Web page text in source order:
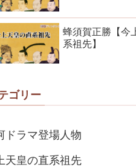
蜂須賀正勝【今
系祖先】
ゴリー
ドラマ登場人物
天皇の直系祖先